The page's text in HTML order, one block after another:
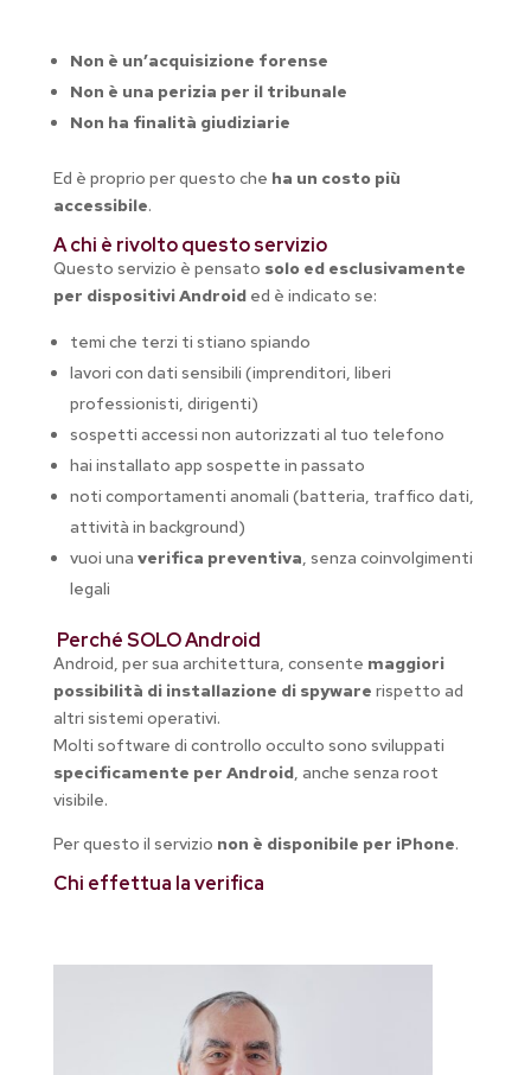
Non è un’acquisizione forense
Non è una perizia per il tribunale
Non ha finalità giudiziarie
Ed è proprio per questo che ha un costo più
accessibile.
A chi è rivolto questo servizio
Questo servizio è pensato solo ed esclusivamente
per dispositivi Androided è indicato se:
temi che terzi ti stiano spiando
lavori con dati sensibili (imprenditori, liberi
professionisti, dirigenti)
sospetti accessi non autorizzati al tuo telefono
hai installato app sospette in passato
noti comportamenti anomali (batteria, traffico dati,
attività in background)
vuoi una verifica preventiva, senza coinvolgimenti
legali
Perché SOLO Android
Android, per sua architettura, consente maggiori
possibilità di installazione di spyware rispetto ad
altri sistemi operativi.
Molti software di controllo occulto sono sviluppati
specificamente per Android, anche senza root
visibile.
Per questo il servizio non è disponibile per iPhone.
Chi effettua la verifica